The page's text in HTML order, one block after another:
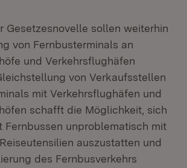
Gesetzesnovelle sollen weiterhin
von Fernbusterminals an
und Verkehrsflughäfen
von Verkaufsstellen
mit Verkehrsflughäfen und
schafft die Möglichkeit, sich
Fernbussen unproblematisch mit
auszustatten und
des Fernbusverkehrs